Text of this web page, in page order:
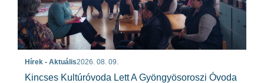
Hírek - Aktuális2026. 08. 09.
Kincses Kultúróvoda Lett A Gyöngyösoroszi Óvoda